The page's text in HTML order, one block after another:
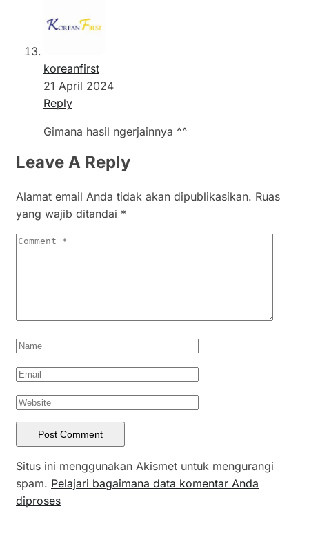
koreanfirst
21 April 2024
Reply
Gimana hasil ngerjainnya ^^
Leave A Reply
Alamat email Anda tidak akan dipublikasikan. Ruas
yang wajib ditandai *
Situs ini menggunakan Akismet untuk mengurangi
spam. Pelajari bagaimana data komentar Anda
diproses